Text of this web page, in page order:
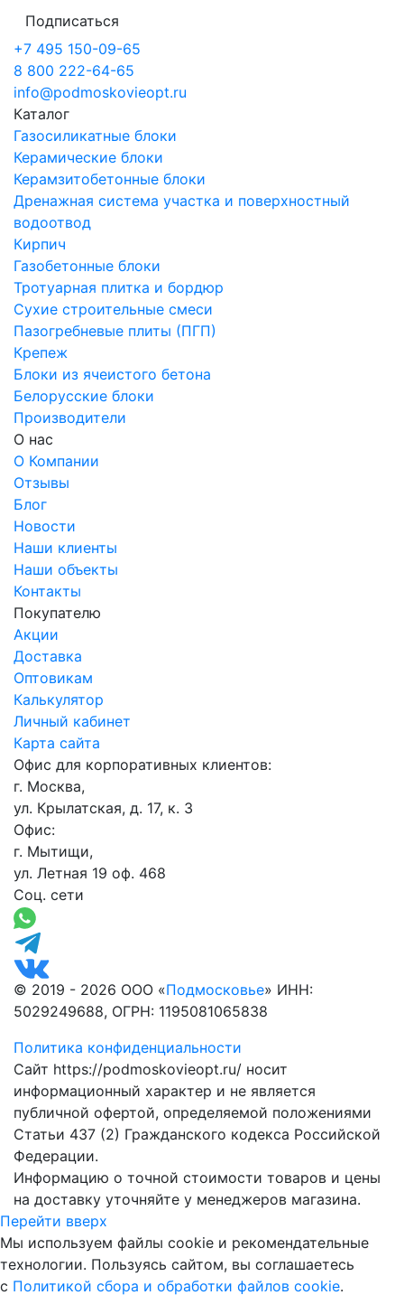
Подписаться
+7 495 150-09-65
8 800 222-64-65
info@podmoskovieopt.ru
Каталог
Газосиликатные блоки
Керамические блоки
Керамзитобетонные блоки
Дренажная система участка и поверхностный
водоотвод
Кирпич
Газобетонные блоки
Тротуарная плитка и бордюр
Сухие строительные смеси
Пазогребневые плиты (ПГП)
Крепеж
Блоки из ячеистого бетона
Белорусские блоки
Производители
О нас
О Компании
Отзывы
Блог
Новости
Наши клиенты
Наши объекты
Контакты
Покупателю
Акции
Доставка
Оптовикам
Калькулятор
Личный кабинет
Карта сайта
Офис для корпоративных клиентов:
г. Москва,
ул. Крылатская, д. 17, к. 3
Офис:
г. Мытищи,
ул. Летная 19 оф. 468
Соц. сети
© 2019 - 2026 ООО «Подмосковье» ИНН:
5029249688, ОГРН: 1195081065838
Политика конфиденциальности
Сайт https://podmoskovieopt.ru/ носит
информационный характер и не является
публичной офертой, определяемой положениями
Статьи 437 (2) Гражданского кодекса Российской
Федерации.
Информацию о точной стоимости товаров и цены
на доставку уточняйте у менеджеров магазина.
Перейти вверх
Мы используем файлы cookie и рекомендательные
технологии. Пользуясь сайтом, вы соглашаетесь
с Политикой сбора и обработки файлов cookie.